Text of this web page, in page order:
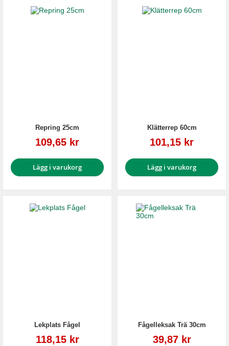
Repring 25cm
Reapris
109,65 kr
Lägg i varukorg
Klätterrep 60cm
Reapris
101,15 kr
Lägg i varukorg
Lekplats Fågel
Reapris
118,15 kr
Fågelleksak Trä 30cm
Reapris
39,87 kr